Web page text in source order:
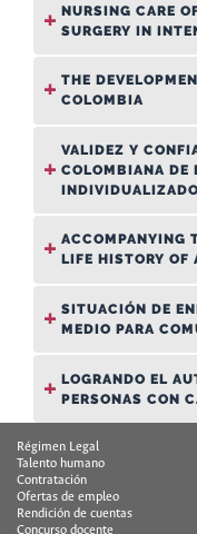
NURSING CARE
SURGERY IN
THE
COLOMBIA
VALIDEZ Y
COLOMBIANA DE
ACCOMPANYING
LIFE HISTORY OF
SITUACIÓN DE
MEDIO PARA
LOGRANDO EL
PERSONAS CON
Régimen Legal
Talento humano
Contratación
Ofertas de empleo
Rendición de cuentas
Concurso docente